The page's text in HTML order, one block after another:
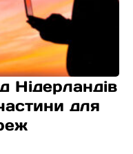
Нідерландів
для